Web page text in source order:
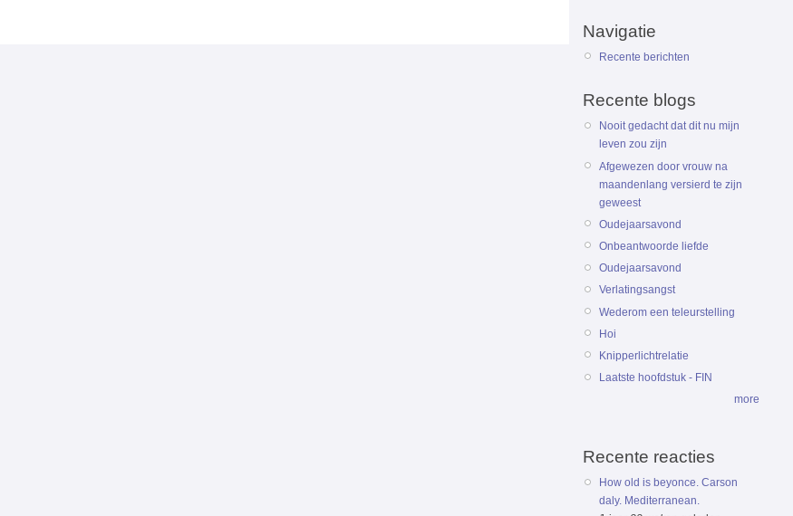
Navigatie
Recente berichten
Recente blogs
Nooit gedacht dat dit nu mijn
leven zou zijn
Afgewezen door vrouw na
maandenlang versierd te zijn
geweest
Oudejaarsavond
Onbeantwoorde liefde
Oudejaarsavond
Verlatingsangst
Wederom een teleurstelling
Hoi
Knipperlichtrelatie
Laatste hoofdstuk - FIN
more
Recente reacties
How old is beyonce. Carson
daly. Mediterranean.